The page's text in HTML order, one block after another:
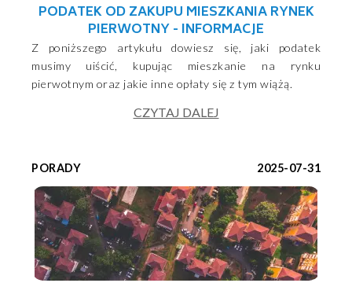
PODATEK OD ZAKUPU MIESZKANIA RYNEK
PIERWOTNY - INFORMACJE
Z poniższego artykułu dowiesz się, jaki podatek
musimy uiścić, kupując mieszkanie na rynku
pierwotnym oraz jakie inne opłaty się z tym wiążą.
CZYTAJ DALEJ
PORADY 2025-07-31